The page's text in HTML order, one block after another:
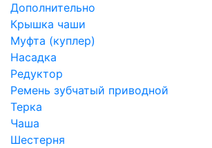
Дополнительно
Крышка чаши
Муфта (куплер)
Насадка
Редуктор
Ремень зубчатый приводной
Терка
Чаша
Шестерня